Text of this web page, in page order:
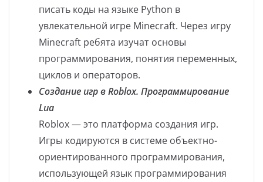
писать коды на языке Python в
увлекательной игре Minecraft. Через игру
Minecraft ребята изучат основы
программирования, понятия переменных,
циклов и операторов.
Создание игр в Roblox. Программирование
Lua
Roblox — это платформа создания игр.
Игры кодируются в системе объектно-
ориентированного программирования,
использующей язык программирования